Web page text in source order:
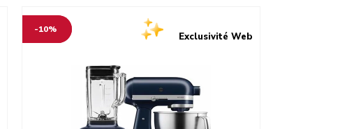
-10%
Exclusivité Web